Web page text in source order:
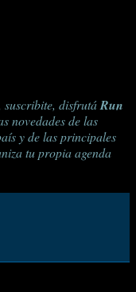
suscribite, disfrutáRun
novedades de las
y de las principales
tu propia agenda